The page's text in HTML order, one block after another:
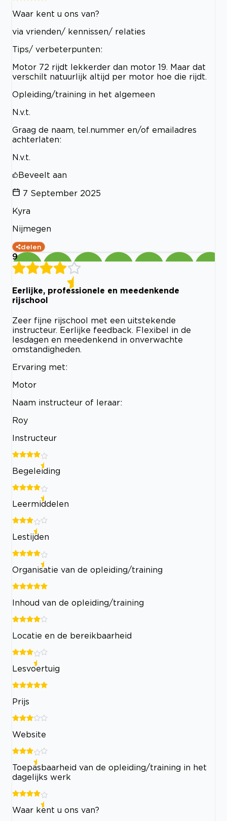
Waar kent u ons van?
via vrienden/ kennissen/ relaties
Tips/ verbeterpunten:
Motor 72 rijdt lekkerder dan motor 19. Maar dat
verschilt natuurlijk altijd per motor hoe die rijdt.
Opleiding/training in het algemeen
N.v.t.
Graag de naam, tel.nummer en/of emailadres
achterlaten:
N.v.t.
Beveelt aan
7 September 2025
Kyra
Nijmegen
delen
9
Eerlijke, professionele en meedenkende
rijschool
Zeer fijne rijschool met een uitstekende
instructeur. Eerlijke feedback. Flexibel in de
lesdagen en meedenkend in onverwachte
omstandigheden.
Ervaring met:
Motor
Naam instructeur of leraar:
Roy
Instructeur
Begeleiding
Leermiddelen
Lestijden
Organisatie van de opleiding/training
Inhoud van de opleiding/training
Locatie en de bereikbaarheid
Lesvoertuig
Prijs
Website
Toepasbaarheid van de opleiding/training in het
dagelijks werk
Waar kent u ons van?